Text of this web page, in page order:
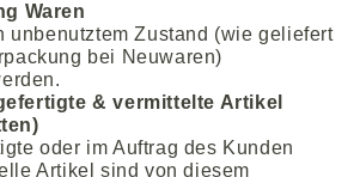
Waren
unbenutztem Zustand (wie geliefert
bei Neuwaren)
& vermittelte Artikel
oder im Auftrag des Kunden
Artikel sind von diesem